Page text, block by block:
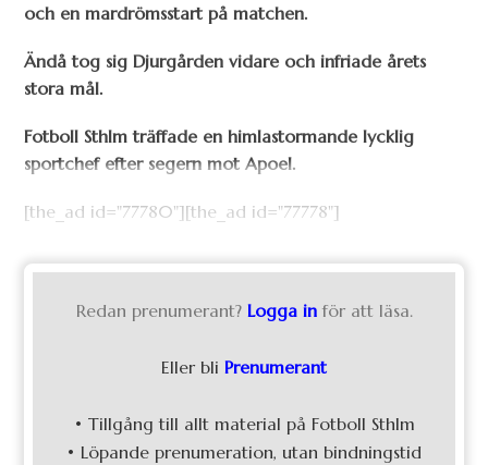
och en mardrömsstart på matchen.
Ändå tog sig Djurgården vidare och infriade årets
stora mål.
Fotboll Sthlm träffade en himlastormande lycklig
sportchef efter segern mot Apoel.
[the_ad id="77780"][the_ad id="77778"]
Redan prenumerant? Logga in för att läsa.
Eller bli Prenumerant
• Tillgång till allt material på Fotboll Sthlm
• Löpande prenumeration, utan bindningstid